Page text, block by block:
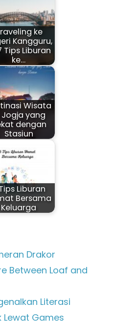
ke
Kangguru,
Tips Liburan
ke…
Wisata
Jogja yang
dengan
Stasiun
Liburan
Bersama
Keluarga
Drakor
Between Loaf and
Literasi
Lewat Games